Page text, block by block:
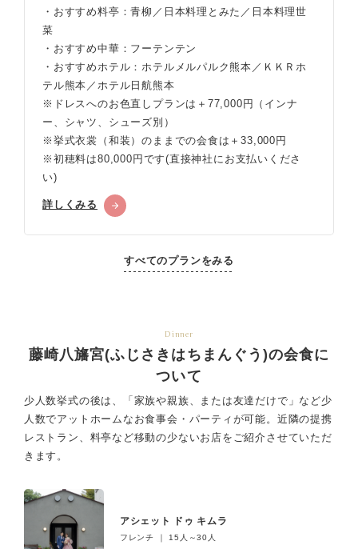
・おすすめ料亭：青柳／日本料理とみた／日本料理世
菜
・おすすめ中華：フーテンテン
・おすすめホテル：ホテルメルパルク熊本／ＫＫＲホ
テル熊本／ホテル日航熊本
※ドレスへのお色直しプランは＋77,000円（インナ
ー、シャツ、シューズ別）
※挙式衣裳（和装）のままでの会食は＋33,000円
※初穂料は80,000円です(直接神社にお支払いくださ
い)
詳しくみる
すべてのプランをみる
Dinner
藤崎八旛宮(ふじさきはちまんぐう)の会食に
ついて
少人数挙式の後は、「家族や親族、または友達だけで」など少
人数でアットホームなお食事会・パーティが可能。 近隣の提携
レストラン、料亭など移動の少ないお店をご紹介させていただ
きます。
アシェット ドゥ キムラ
フレンチ ｜ 15人～30人